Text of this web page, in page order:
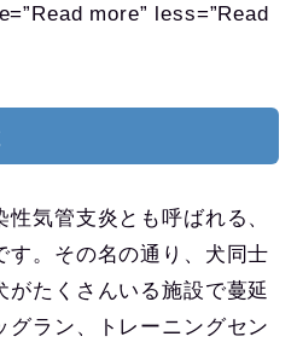
more” less=”Read
気管支炎とも呼ばれる、
す。その名の通り、犬同士
たくさんいる施設で蔓延
グラン、トレーニングセン